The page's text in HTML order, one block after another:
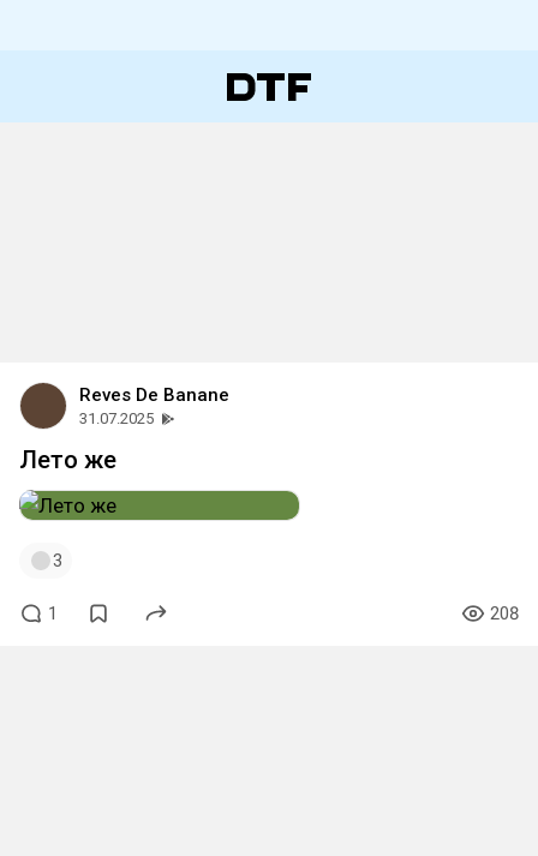
Reves De Banane
31.07.2025
Лето же
3
1 208